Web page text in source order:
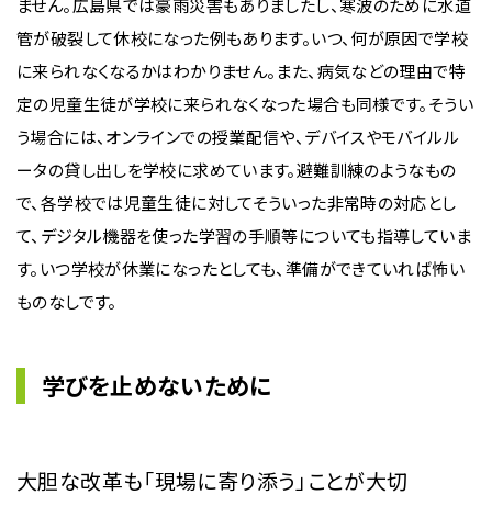
ません。広島県では豪雨災害もありましたし、寒波のために水道
管が破裂して休校になった例もあります。いつ、何が原因で学校
に来られなくなるかはわかりません。また、病気などの理由で特
定の児童生徒が学校に来られなくなった場合も同様です。そうい
う場合には、オンラインでの授業配信や、デバイスやモバイルル
ータの貸し出しを学校に求めています。避難訓練のようなもの
で、各学校では児童生徒に対してそういった非常時の対応とし
て、デジタル機器を使った学習の手順等についても指導していま
す。いつ学校が休業になったとしても、準備ができていれば怖い
ものなしです。
学びを止めないために
大胆な改革も「現場に寄り添う」ことが大切